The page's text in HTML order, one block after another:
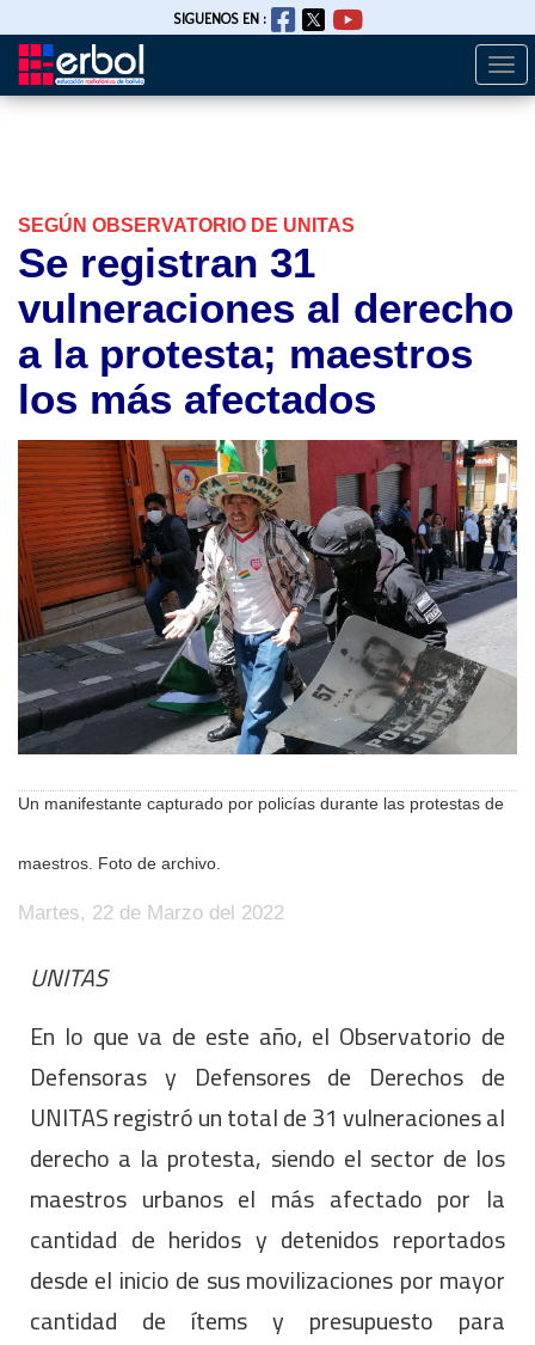
Pasar
SIGUENOS EN :
SEGÚN OBSERVATORIO DE UNITAS
Se registran 31
vulneraciones al derecho
a la protesta; maestros
los más afectados
Un manifestante capturado por policías durante las protestas de
maestros. Foto de archivo.
Martes, 22 de Marzo del 2022
UNITAS
En lo que va de este año, el Observatorio de
Defensoras y Defensores de Derechos de
UNITAS registró un total de 31 vulneraciones al
derecho a la protesta, siendo el sector de los
maestros urbanos el más afectado por la
cantidad de heridos y detenidos reportados
desde el inicio de sus movilizaciones por mayor
cantidad de ítems y presupuesto para